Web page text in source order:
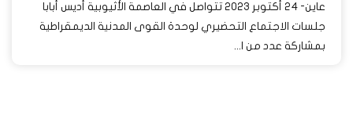
عاين- 24 أكتوبر 2023 تتواصل في العاصمة الأثيوبية أديس أبابا
جلسات الاجتماع التحضيري لوحدة القوى المدنية الديمقراطية
بمشاركة عدد من ا...